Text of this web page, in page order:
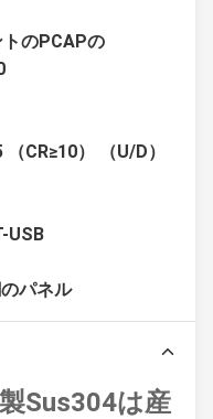
のPCAPの
CR≥10） （U/D）
USB
パネル
Sus304は産